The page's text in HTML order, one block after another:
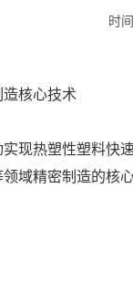
时
核心技术
现热塑性塑料快
域精密制造的核